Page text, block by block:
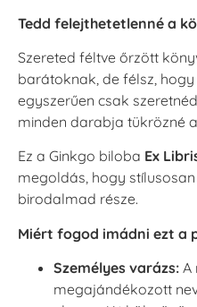
Tedd felejthetetlenné a
Szereted féltve őrzött
barátoknak, de félsz,
egyszerűen csak
minden darabja tükrözné
Ez a Ginkgo biloba Ex
megoldás, hogy
birodalmad része.
Miért fogod imádni ezt a
Személyes varázs: A
megajándékozott